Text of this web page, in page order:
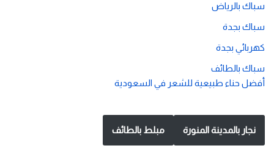
سباك بالرياض
سباك بجدة
كهربائي بجدة
سباك بالطائف
أفضل حناء طبيعية للشعر في السعودية
نجار بالمدينة المنورة مبلط بالطائف